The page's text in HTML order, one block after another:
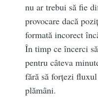
nu ar trebui să fie
provocare dacă
formată incorect
În timp ce încerci
pentru câteva
fără să forțezi
plămâni.